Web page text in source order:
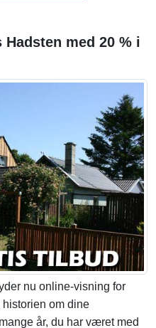
med 20 % i
nu online-visning for
historien om dine
år, du har været med